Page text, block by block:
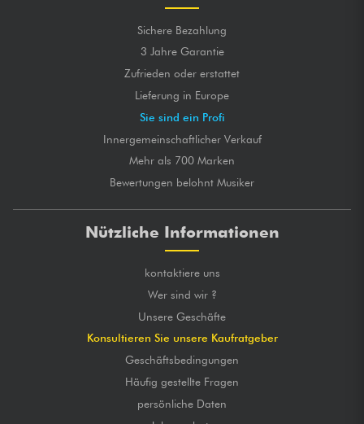
Sichere Bezahlung
3 Jahre Garantie
Zufrieden oder erstattet
Lieferung in Europe
Sie sind ein Profi
Innergemeinschaftlicher Verkauf
Mehr als 700 Marken
Bewertungen belohnt Musiker
Nützliche Informationen
kontaktiere uns
Wer sind wir ?
Unsere Geschäfte
Konsultieren Sie unsere Kaufratgeber
Geschäftsbedingungen
Häufig gestellte Fragen
persönliche Daten